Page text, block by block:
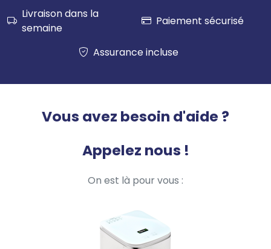
- Poids : 0,611 kg
Franchise0 €
✅ - Toute panne d’un matériel
matériel
✅ - Dommages dus aux liquides
❌ - Dommages intentionnels
Livraison dans la
semaine
Paiement sécurisé
Assurance incluse
Vous avez besoin d'aide ?
Appelez nous !
On est là pour vous :